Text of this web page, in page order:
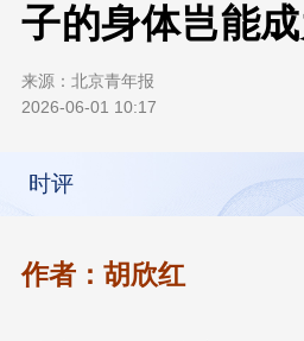
子的身体岂能
来源： 北京青年报
2026-06-01 10:17
时评
作者：胡欣红